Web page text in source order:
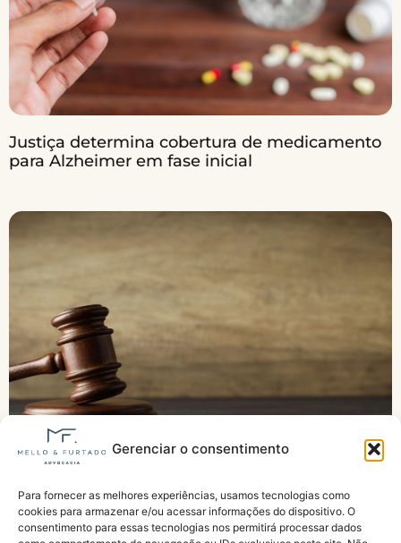
Gerenciar o consentimento
Para fornecer as melhores experiências, usamos tecnologias como
cookies para armazenar e/ou acessar informações do dispositivo. O
consentimento para essas tecnologias nos permitirá processar dados
Justiça determina cobertura de medicamento
para Alzheimer em fase inicial
Projeto pode dificultar ações contra o INSS?
Entidades apontam riscos à gratuidade da
Justiça